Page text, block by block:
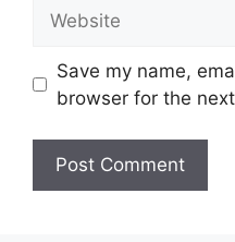
Save my name,
browser for the